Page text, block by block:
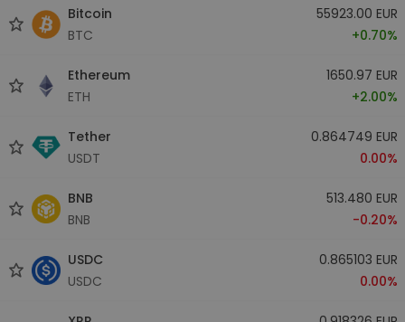
Bitcoin
BTC
55923.00 EUR
+0.70%
Ethereum
ETH
1650.97 EUR
+2.00%
Tether
USDT
0.864749 EUR
0.00%
BNB
BNB
513.480 EUR
-0.20%
USDC
USDC
0.865103 EUR
0.00%